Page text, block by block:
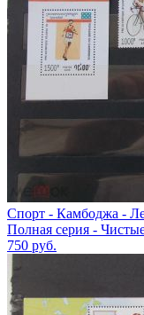
Спорт - Камбоджа -
Полная серия -
750 руб.